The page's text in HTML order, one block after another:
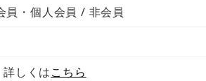
員・個人会員 / 非会員
しくはこちら